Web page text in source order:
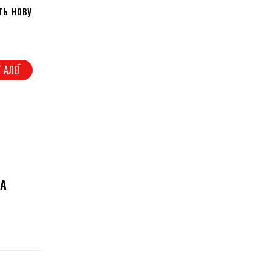
нову